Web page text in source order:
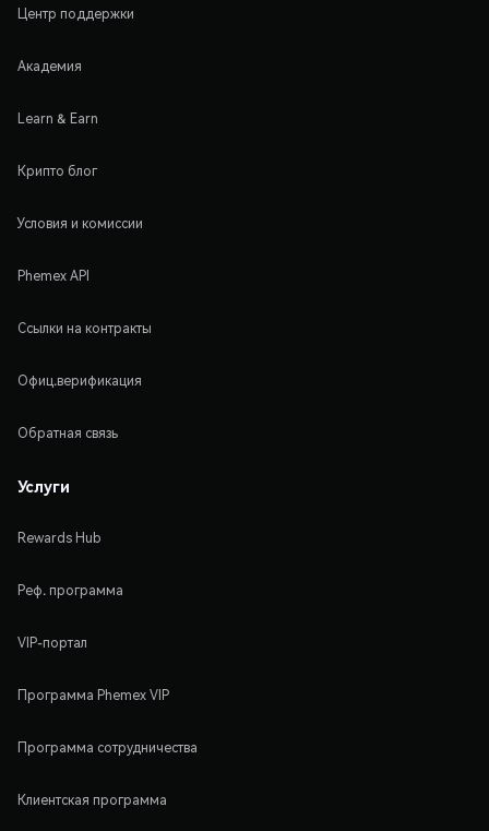
Центр поддержки
Академия
Learn & Earn
Крипто блог
Условия и комиссии
Phemex API
Ссылки на контракты
Офиц.верификация
Обратная связь
Услуги
Rewards Hub
Реф. программа
VIP-портал
Программа Phemex VIP
Программа сотрудничества
Клиентская программа